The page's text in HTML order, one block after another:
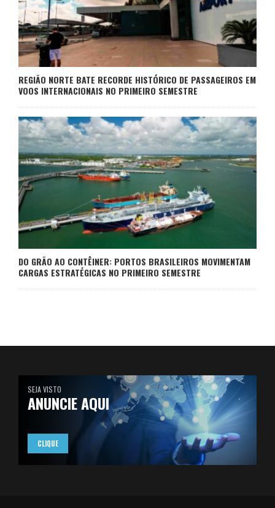
REGIÃO NORTE BATE RECORDE HISTÓRICO DE PASSAGEIROS EM
VOOS INTERNACIONAIS NO PRIMEIRO SEMESTRE
DO GRÃO AO CONTÊINER: PORTOS BRASILEIROS MOVIMENTAM
CARGAS ESTRATÉGICAS NO PRIMEIRO SEMESTRE
SEJA VISTO
ANUNCIE AQUI
CLIQUE